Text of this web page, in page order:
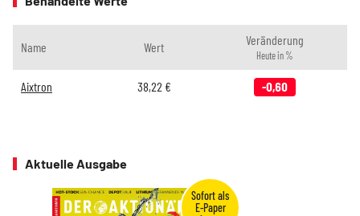
Name Wert Veränderung
Heute in %
Aixtron 38,22 € -0,60
Aktuelle Ausgabe